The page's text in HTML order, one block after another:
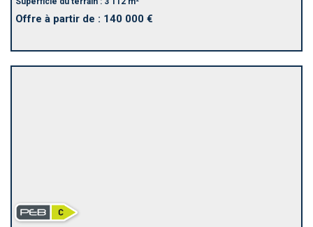
Offre à partir de : 140 000 €